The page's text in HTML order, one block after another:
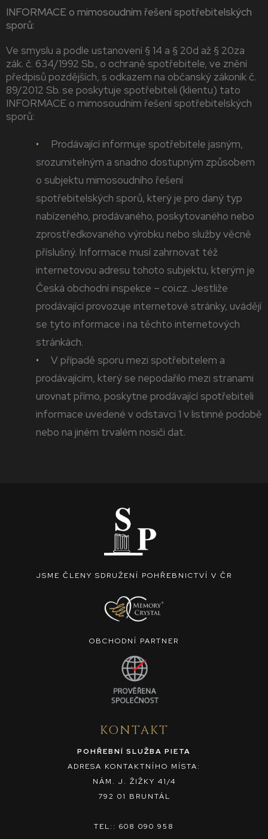
INFORMACE o mimosoudním řešení spotřebitelských
sporů:
Ve smyslu a podle ustanovení § 14 a § 20d až § 20za
zák. č. 634/1992 Sb., o ochraně spotřebitele, ve znění
předpisů pozdějších, s odkazem na občanský zákoník č.
89/2012 Sb. se poskytuje spotřebiteli (klientu) tato
INFORMACE o mimosoudním řešení spotřebitelských
sporů:
Prodávající informuje spotřebitele jasným,
srozumitelným a snadno dostupným způsobem
o subjektu mimosoudního řešení
spotřebitelských sporů, který je pro daný typ
nabízeného, prodávaného, poskytovaného nebo
zprostředkovaného výrobku nebo služby věcně
příslušný. Informace musí zahrnovat též
internetovou adresu tohoto subjektu, kterým je
Česká obchodní inspekce – coi.cz. Jestliže
prodávající provozuje internetové stránky, uvádějí
se tyto informace i na těchto internetových
stránkách.
V případě sporu mezi spotřebitelem a
prodávajícím, který se nepodařilo mezi stranami
urovnat přímo, poskytne prodávající spotřebiteli
informace uvedené v odstavci 1 v listinné podobě
nebo na jiném trvalém nosiči dat.
JSME ČLENY SDRUŽENÍ POHŘEBNICTVÍ V ČR
OBCHODNÍ PARTNER
KONTAKT
POHŘEBNÍ SLUŽBA PIETA
ADRESA KONTAKTNÍHO MÍSTA:
NÁM. J. ŽIŽKY 41/4
792 01 BRUNTÁL
TEL:: 608 090 958